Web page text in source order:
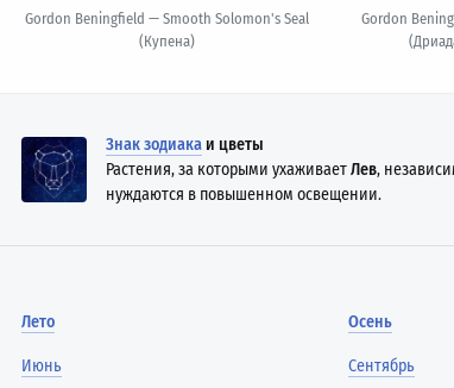
Gordon Beningfield — Smooth Solomon's Seal
(Купена)
Gordon
Знак зодиака и цветы
Растения, за которыми ухаживаетЛев,
нуждаются в повышенном освещении.
Лето
Июнь
Осень
Сентябрь